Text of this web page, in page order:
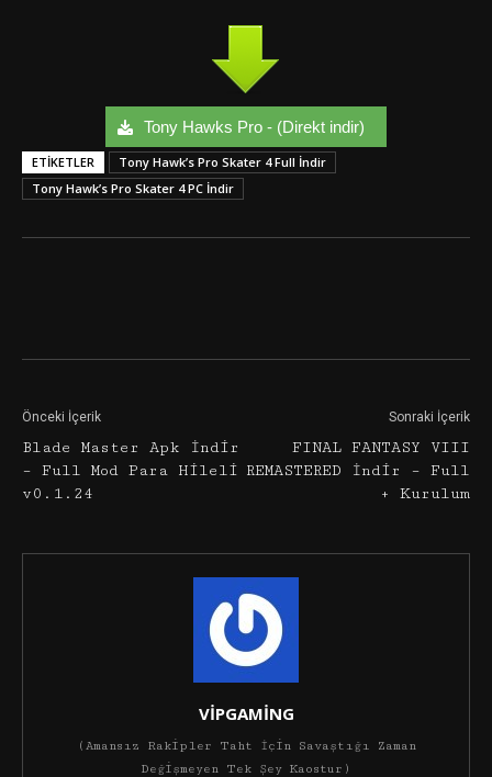
Tony Hawks Pro - (Direkt indir)
ETIKETLER
Tony Hawk’s Pro Skater 4 Full İndir
Tony Hawk’s Pro Skater 4 PC İndir
Önceki İçerik
Blade Master Apk İndir
– Full Mod Para Hileli
v0.1.24
Sonraki İçerik
FINAL FANTASY VIII
REMASTERED İndir – Full
+ Kurulum
VİPGAMİNG
(Amansız Rakipler Taht İçin Savaştığı Zaman
Değişmeyen Tek Şey Kaostur)